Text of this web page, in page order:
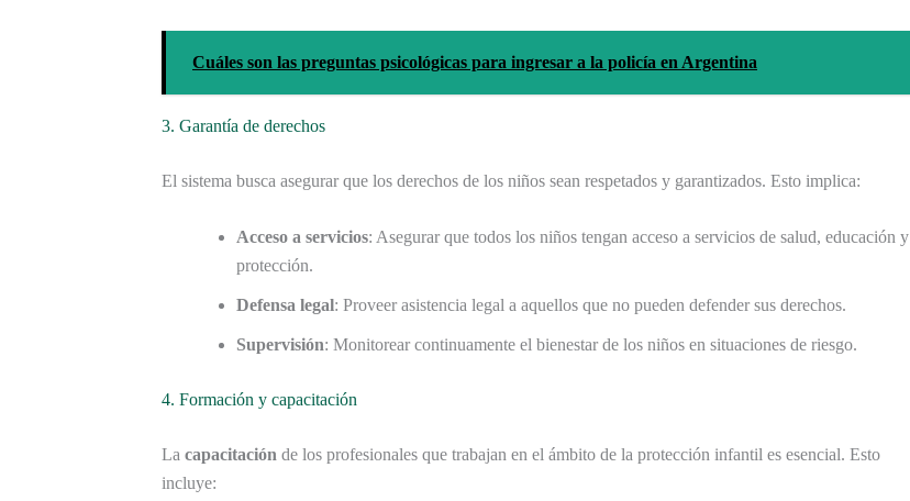
Cuáles son las preguntas psicológicas para ingresar a la policía en Argentina
3. Garantía de derechos
El sistema busca asegurar que los derechos de los niños sean respetados y garantizados. Esto implica:
Acceso a servicios: Asegurar que todos los niños tengan acceso a servicios de salud, educación y
protección.
Defensa legal: Proveer asistencia legal a aquellos que no pueden defender sus derechos.
Supervisión: Monitorear continuamente el bienestar de los niños en situaciones de riesgo.
4. Formación y capacitación
La capacitación de los profesionales que trabajan en el ámbito de la protección infantil es esencial. Esto
incluye: